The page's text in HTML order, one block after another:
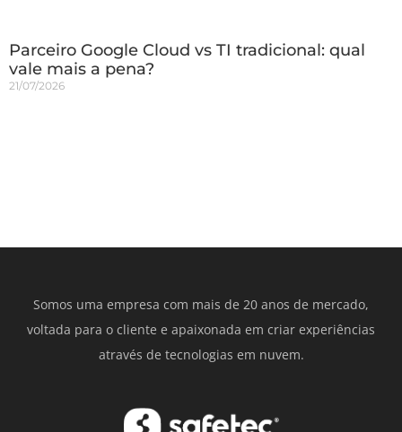
Parceiro Google Cloud vs TI tradicional: qual
vale mais a pena?
21/07/2026
Somos uma empresa com mais de 20 anos de mercado,
voltada para o cliente e apaixonada em criar experiências
através de tecnologias em nuvem.